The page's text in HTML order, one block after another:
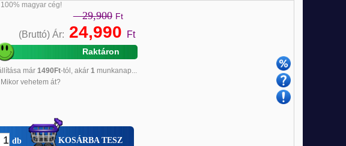
100% magyar cég!
29,900 Ft
(Bruttó)Ár: 24,990 Ft
Raktáron
már 1490Ft-tól, akár 1munkanap...
Mikor vehetem át?
db KOSÁRBA TESZ